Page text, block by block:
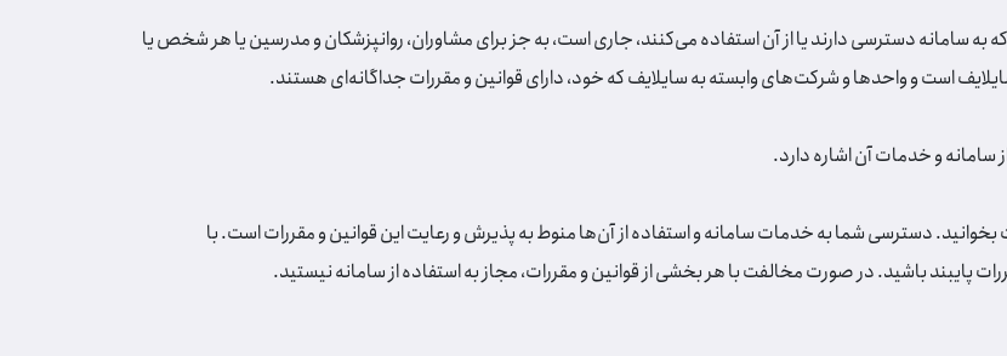
که به سامانه دسترسی دارند یا از آن استفاده می‌کنند، جاری است، به جز برای مشاوران، روانپزشکان و مدرسین یا هر شخص یا
است و واحدها و شرکت‌های وابسته به سایلایف که خود، دارای قوانین و مقررات جداگانه‌ای هستند.
بخوانید. دسترسی شما به خدمات سامانه و استفاده از آن‌ها منوط به پذیرش و رعایت این قوانین و مقررات است. با
پایبند باشید. در صورت مخالفت با هر بخشی از قوانین و مقررات، مجاز به استفاده از سامانه نیستید.